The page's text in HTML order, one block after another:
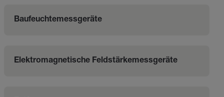
Baufeuchtemessgeräte
Elektromagnetische Feldstärkemessgeräte